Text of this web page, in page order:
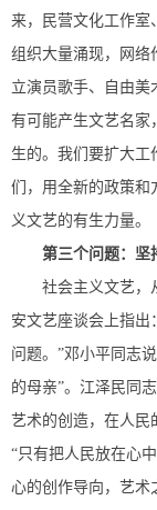
来，民营文化工作室
组织大量涌现，网络
立演员歌手、自由美
有可能产生文艺名家
生的。我们要扩大工
们，用全新的政策和
义文艺的有生力量。
第三个问题：坚
社会主义文艺，
安文艺座谈会上指出
问题。”邓小平同志
的母亲”。江泽民同
艺术的创造，在人民
“只有把人民放在心
心的创作导向，艺术